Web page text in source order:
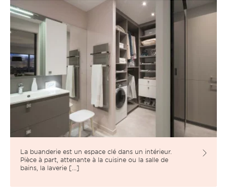
La buanderie est un espace clé dans un intérieur.
Pièce à part, attenante à la cuisine ou la salle de
bains, la laverie [...]